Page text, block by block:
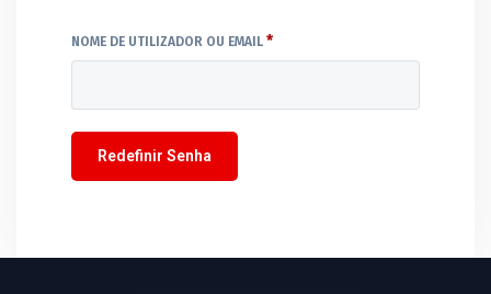
NOME DE UTILIZADOR OU EMAIL *OBRIGATÓRIO
Redefinir Senha